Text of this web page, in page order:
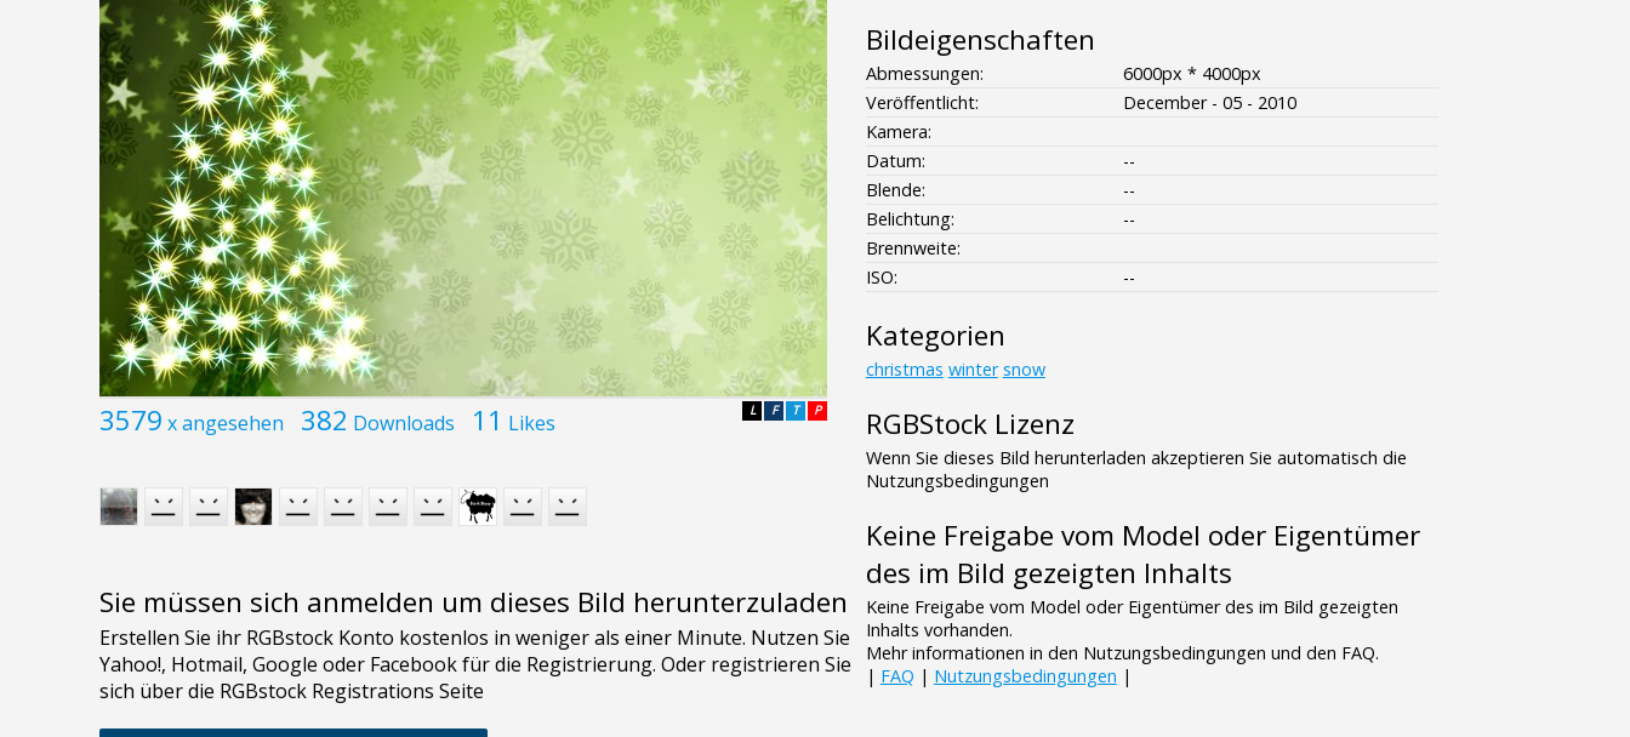
3579 x angesehen 382 Downloads 11 Likes P
T
F
L
Sie müssen sich anmelden um dieses Bild herunterzuladen
Bildeigenschaften
Abmessungen:
6000px * 4000px
Veröffentlicht:
December - 05 - 2010
Kamera:
Datum:
--
Blende:
--
Belichtung:
--
Brennweite:
ISO:
--
Kategorien
christmas winter snow
RGBStock Lizenz
Wenn Sie dieses Bild herunterladen akzeptieren Sie automatisch die
Nutzungsbedingungen
Keine Freigabe vom Model oder Eigentümer
des im Bild gezeigten Inhalts
Keine Freigabe vom Model oder Eigentümer des im Bild gezeigten
Inhalts vorhanden.
Mehr informationen in den Nutzungsbedingungen und den FAQ.
| FAQ | Nutzungsbedingungen |